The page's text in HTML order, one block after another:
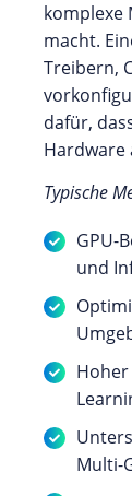
komplexe
macht.
Treibern,
dafür,
Hardware
Typische
GPU-
und
Multi-